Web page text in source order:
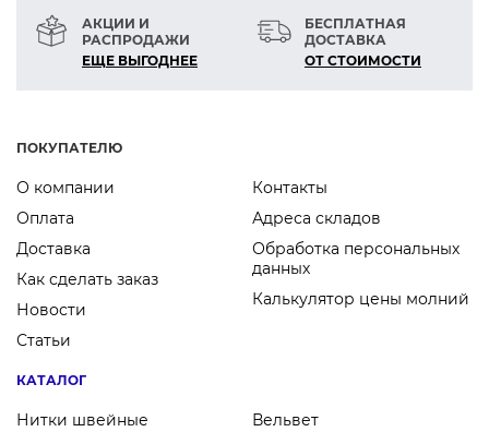
АКЦИИ И
РАСПРОДАЖИ
ЕЩЕ ВЫГОДНЕЕ
БЕСПЛАТНАЯ
ДОСТАВКА
ОТ СТОИМОСТИ
ПОКУПАТЕЛЮ
О компании
Оплата
Доставка
Как сделать заказ
Новости
Статьи
Контакты
Адреса складов
Обработка персональных
данных
Калькулятор цены молний
КАТАЛОГ
Нитки швейные
Вельвет